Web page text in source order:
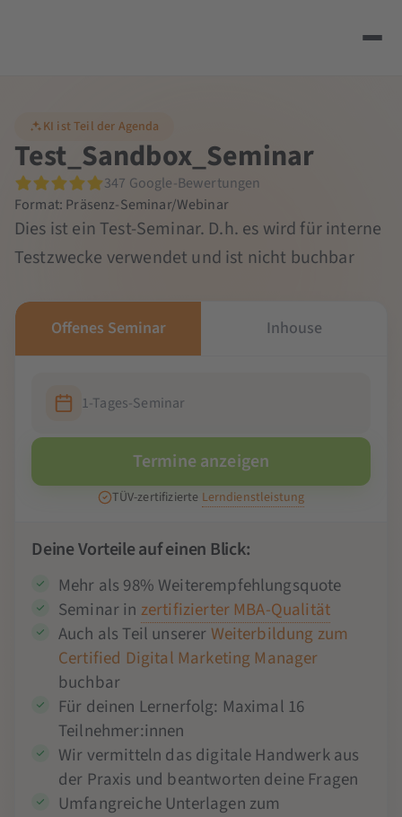
KI ist Teil der Agenda
Test_Sandbox_Seminar
347 Google-Bewertungen
Format: Präsenz-Seminar/Webinar
Dies ist ein Test-Seminar. D.h. es wird für interne
Testzwecke verwendet und ist nicht buchbar
Offenes Seminar Inhouse
1-Tages-Seminar
Termine anzeigen
TÜV-zertifizierte Lerndienstleistung
Deine Vorteile auf einen Blick:
Mehr als 98% Weiterempfehlungsquote
Seminar in zertifizierter MBA-Qualität
Auch als Teil unsererWeiterbildung zum
Certified Digital Marketing Manager
buchbar
Für deinen Lernerfolg: Maximal 16
Teilnehmer:innen
Wir vermitteln das digitale Handwerk aus
der Praxis und beantworten deine Fragen
Umfangreiche Unterlagen zum